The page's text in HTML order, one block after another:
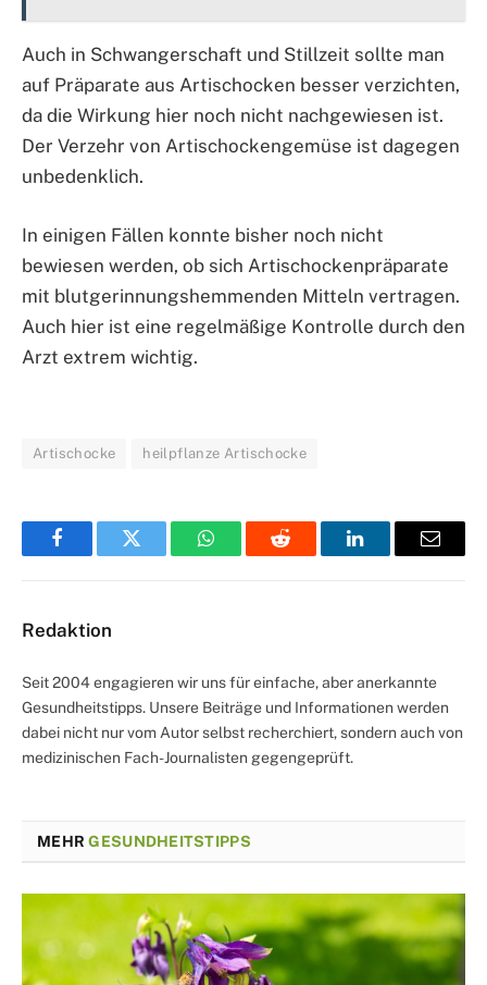
Auch in Schwangerschaft und Stillzeit sollte man
auf Präparate aus Artischocken besser verzichten,
da die Wirkung hier noch nicht nachgewiesen ist.
Der Verzehr von Artischockengemüse ist dagegen
unbedenklich.
In einigen Fällen konnte bisher noch nicht
bewiesen werden, ob sich Artischockenpräparate
mit blutgerinnungshemmenden Mitteln vertragen.
Auch hier ist eine regelmäßige Kontrolle durch den
Arzt extrem wichtig.
Artischocke heilpflanze Artischocke
FacebookTwitter WhatsAppReddit LinkedInEmail
Redaktion
Seit 2004 engagieren wir uns für einfache, aber anerkannte
Gesundheitstipps. Unsere Beiträge und Informationen werden
dabei nicht nur vom Autor selbst recherchiert, sondern auch von
medizinischen Fach-Journalisten gegengeprüft.
MEHRGESUNDHEITSTIPPS